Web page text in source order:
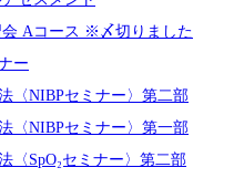
Aコース ※〆切りました
ー
〈NIBPセミナー〉第二部
〈NIBPセミナー〉第一部
〈SpO₂セミナー〉第二部